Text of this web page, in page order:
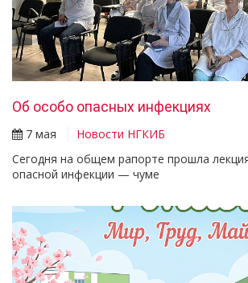
Об особо опасных инфекциях
7 мая
Новости НГКИБ
Сегодня на общем рапорте прошла
опасной инфекции — чуме